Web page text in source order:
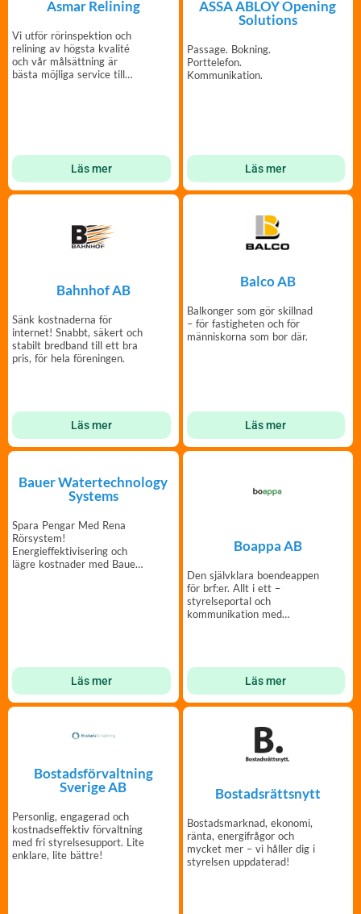
Asmar Relining
Vi utför rörinspektion och
relining av högsta kvalité
och vår målsättning är
bästa möjliga service till
Läs mer
ASSA ABLOY Opening
Solutions
Passage. Bokning.
Porttelefon.
Kommunikation.
Läs mer
Bahnhof AB
Sänk kostnaderna för
internet! Snabbt, säkert och
stabilt bredband till ett bra
pris, för hela föreningen.
Läs mer
Balco AB
Balkonger som gör skillnad
– för fastigheten och för
människorna som bor där.
Läs mer
Bauer Watertechnology
Systems
Spara Pengar Med Rena
Rörsystem!
Energieffektivisering och
lägre kostnader med Bauer
Läs mer
Boappa AB
Den självklara boendeappen
för brf:er. Allt i ett –
styrelseportal och
kommunikation med
Läs mer
Bostadsförvaltning
Sverige AB
Personlig, engagerad och
kostnadseffektiv förvaltning
med fri styrelsesupport. Lite
enklare, lite bättre!
Bostadsrättsnytt
Bostadsmarknad, ekonomi,
ränta, energifrågor och
mycket mer – vi håller dig i
styrelsen uppdaterad!